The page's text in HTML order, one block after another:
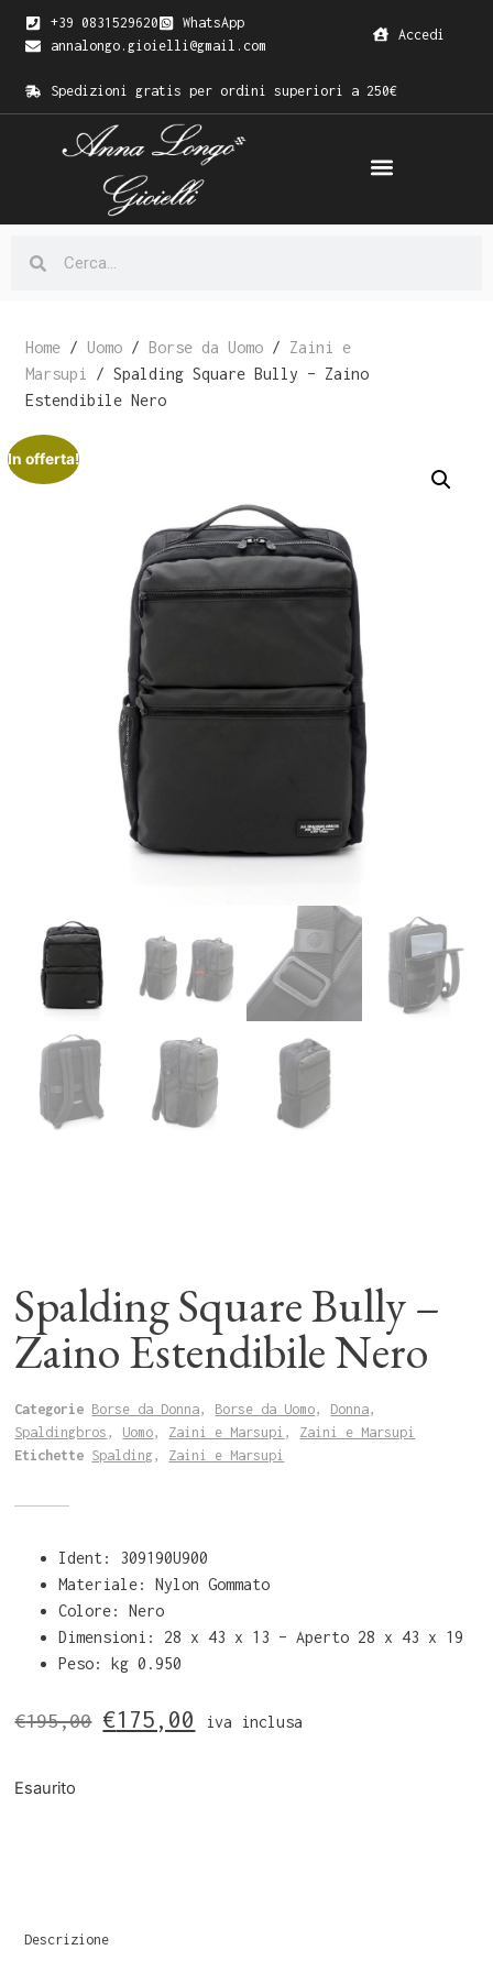
+39 0831529620
WhatsApp
annalongo.gioielli@gmail.com
Accedi
Spedizioni gratis per ordini superiori a 250€
Home / Uomo / Borse da Uomo / Zaini e
Marsupi
/ Spalding Square Bully – Zaino
Estendibile Nero
In offerta!
Spalding Square Bully –
Zaino Estendibile Nero
Categorie Borse da Donna, Borse da Uomo, Donna,
Spaldingbros , Uomo, Zaini e Marsupi , Zaini e Marsupi
Etichette Spalding, Zaini e Marsupi
Ident: 309190U900
Materiale: Nylon Gommato
Colore: Nero
Dimensioni: 28 x 43 x 13 – Aperto 28 x 43 x 19
Peso: kg 0.950
€195,00 €175,00 iva inclusa
Esaurito
Descrizione